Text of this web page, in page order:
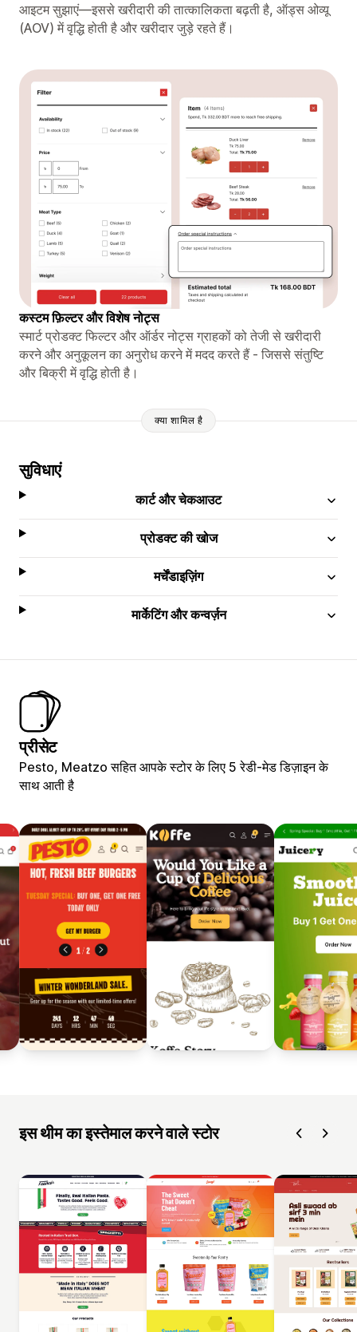
आइटम सुझाएं—इससे खरीदारी की तात्कालिकता बढ़ती है, ऑड्स ओव्यू
(AOV) में वृद्धि होती है और खरीदार जुड़े रहते हैं।
कस्टम फ़िल्टर और विशेष नोट्स
स्मार्ट प्रोडक्ट फिल्टर और ऑर्डर नोट्स ग्राहकों को तेजी से खरीदारी
करने और अनुकूलन का अनुरोध करने में मदद करते हैं - जिससे संतुष्टि
और बिक्री में वृद्धि होती है।
क्या शामिल है
सुविधाएं
कार्ट और चेकआउट
प्रोडक्ट की खोज
मर्चेंडाइज़िंग
मार्केटिंग और कन्वर्ज़न
प्रीसेट
Pesto, Meatzo सहित आपके स्टोर के लिए 5 रेडी-मेड डिज़ाइन के
साथ आती है
इस थीम का इस्तेमाल करने वाले स्टोर